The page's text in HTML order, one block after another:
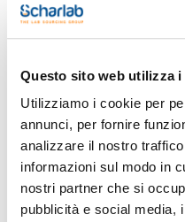
Questo sito web utilizza i
Utilizziamo i cookie per
annunci, per fornire
analizzare il nostro
informazioni sul modo in
nostri partner che si
pubblicità e social media,
Documentazione
TDS / Scheda tecnica
Registrati per i download
Sicurezza
Registrati per i download